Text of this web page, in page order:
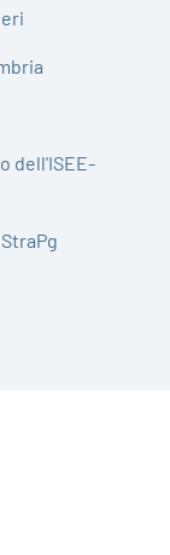
dell'ISEE-